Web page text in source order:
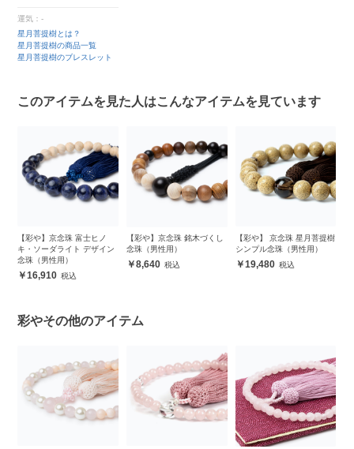
運気：-
星月菩提樹とは？
星月菩提樹の商品一覧
星月菩提樹のブレスレット
このアイテムを見た人はこんなアイテムを見ています
【彩や】京念珠 富士ヒノ
キ・ソーダライト デザイン
念珠（男性用）
16,910
【彩や】京念珠 銘木づくし
念珠（男性用）
8,640
【彩や】 京念珠 星月菩提樹
シンプル念珠（男性用）
19,480
彩やその他のアイテム